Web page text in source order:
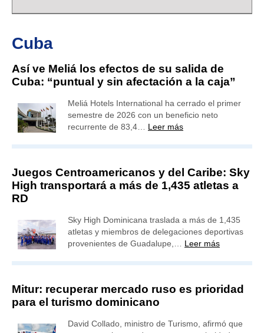
Cuba
Así ve Meliá los efectos de su salida de
Cuba: “puntual y sin afectación a la caja”
Meliá Hotels International ha cerrado el primer
semestre de 2026 con un beneficio neto
recurrente de 83,4… Leer más
Juegos Centroamericanos y del Caribe: Sky
High transportará a más de 1,435 atletas a
RD
Sky High Dominicana traslada a más de 1,435
atletas y miembros de delegaciones deportivas
provenientes de Guadalupe,… Leer más
Mitur: recuperar mercado ruso es prioridad
para el turismo dominicano
David Collado, ministro de Turismo, afirmó que